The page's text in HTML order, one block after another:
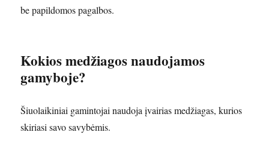
be papildomos pagalbos.
Kokios medžiagos naudojamos
gamyboje?
Šiuolaikiniai gamintojai naudoja įvairias medžiagas, kurios
skiriasi savo savybėmis.